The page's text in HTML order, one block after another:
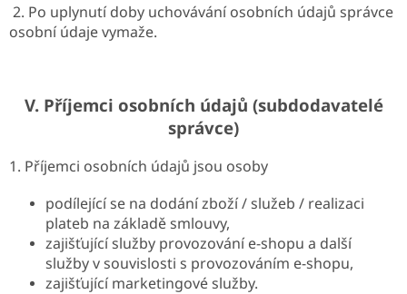
2. Po uplynutí doby uchovávání osobních údajů správce
osobní údaje vymaže.
V. Příjemci osobních údajů (subdodavatelé
správce)
1. Příjemci osobních údajů jsou osoby
podílející se na dodání zboží / služeb / realizaci
plateb na základě smlouvy,
zajišťující služby provozování e-shopu a další
služby v souvislosti s provozováním e-shopu,
zajišťující marketingové služby.